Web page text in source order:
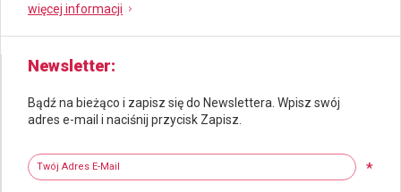
więcej informacji
Newsletter
Bądź na bieżąco i zapisz się do Newslettera. Wpisz swój
adres e-mail i naciśnij przycisk Zapisz.
Twój adres e-mail
*